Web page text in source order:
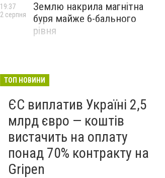
Землю накрила магнітна
буря майже 6-бального
рівня
19:37
2 серпня
ТОП НОВИНИ
ЄС виплатив Україні 2,5
млрд євро — коштів
вистачить на оплату
понад 70% контракту на
Gripen